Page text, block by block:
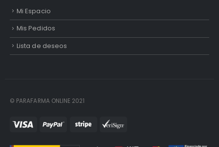
Mi Espacio
Mis Pedidos
Lista de deseos
© PARAFARMA ONLINE 2021